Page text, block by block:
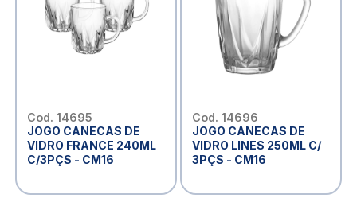
Cod. 14695
JOGO CANECAS DE
VIDRO FRANCE 240ML
C/3PÇS - CM16
Cod. 14696
JOGO CANECAS DE
VIDRO LINES 250ML C/
3PÇS - CM16